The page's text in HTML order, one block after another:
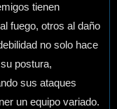
tienen
fuego, otros al daño
no solo hace
postura,
sus ataques
un equipo variado.